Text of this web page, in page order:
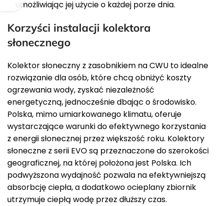
umożliwiając jej użycie o każdej porze dnia.
Korzyści instalacji kolektora
słonecznego
Kolektor słoneczny z zasobnikiem na CWU to idealne
rozwiązanie dla osób, które chcą obniżyć koszty
ogrzewania wody, zyskać niezależność
energetyczną, jednocześnie dbając o środowisko.
Polska, mimo umiarkowanego klimatu, oferuje
wystarczające warunki do efektywnego korzystania
z energii słonecznej przez większość roku. Kolektory
słoneczne z serii EVO są przeznaczone do szerokości
geograficznej, na której położona jest Polska. Ich
podwyższona wydajność pozwala na efektywniejszą
absorbcję ciepła, a dodatkowo ocieplany zbiornik
utrzymuje ciepłą wodę przez dłuższy czas.